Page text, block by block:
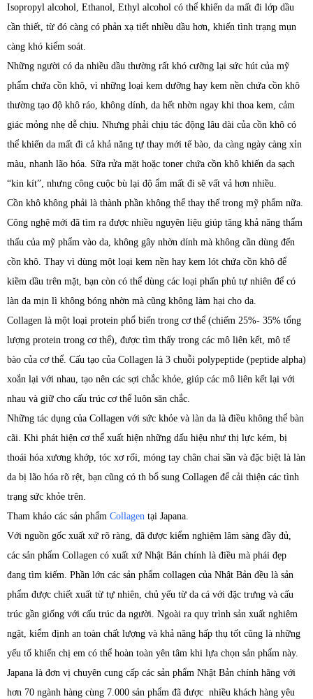
Isopropyl alcohol, Ethanol, Ethyl alcohol có thể khiến da mất đi lớp dầu
cần thiết, từ đó càng có phản xạ tiết nhiều dầu hơn, khiến tình trạng mụn
càng khó kiểm soát.
Những người có da nhiều dầu thường rất khó cưỡng lại sức hút của mỹ
phẩm chứa cồn khô, vì những loại kem dưỡng hay kem nền chứa cồn khô
thường tạo độ khô ráo, không dính, da hết nhờn ngay khi thoa kem, cảm
giác mỏng nhẹ dễ chịu. Nhưng phải chịu tác động lâu dài của cồn khô có
thể khiến da mất đi cả khả năng tự thay mới tế bào, da càng ngày càng xỉn
màu, nhanh lão hóa. Sữa rửa mặt hoặc toner chứa cồn khô khiến da sạch
“kin kít”, nhưng công cuộc bù lại độ ẩm mất đi sẽ vất vả hơn nhiều.
Cồn khô không phải là thành phần không thể thay thế trong mỹ phẩm nữa.
Công nghệ mới đã tìm ra được nhiều nguyên liệu giúp tăng khả năng thẩm
thấu của mỹ phẩm vào da, không gây nhờn dính mà không cần dùng đến
cồn khô. Thay vì dùng một loại kem nền hay kem lót chứa cồn khô để
kiềm dầu trên mặt, bạn còn có thể dùng các loại phấn phủ tự nhiên để có
làn da mịn lì không bóng nhờn mà cũng không làm hại cho da.
Collagen là một loại protein phổ biến trong cơ thể (chiếm 25%- 35% tổng
lượng protein trong cơ thể), được tìm thấy trong các mô liên kết, mô tế
bào của cơ thể. Cấu tạo của Collagen là 3 chuỗi polypeptide (peptide alpha)
xoắn lại với nhau, tạo nên các sợi chắc khỏe, giúp các mô liên kết lại với
nhau và giữ cho cấu trúc cơ thể luôn săn chắc.
Những tác dụng của Collagen với sức khỏe và làn da là điều không thể bàn
cãi. Khi phát hiện cơ thể xuất hiện những dấu hiệu như thị lực kém, bị
thoái hóa xương khớp, tóc xơ rối, móng tay chân chai sần và đặc biệt là làn
da bị lão hóa rõ rệt, bạn cũng có th bổ sung Collagen để cải thiện các tình
trạng sức khỏe trên.
Tham khảo các sản phẩm Collagen tại Japana.
Với nguồn gốc xuất xứ rõ ràng, đã được kiểm nghiệm lâm sàng đầy đủ,
các sản phẩm Collagen có xuất xứ Nhật Bản chính là điều mà phái đẹp
đang tìm kiếm. Phần lớn các sản phẩm collagen của Nhật Bản đều là sản
phẩm được chiết xuất từ tự nhiên, chủ yếu từ da cá với đặc trưng và cấu
trúc gần giống với cấu trúc da người. Ngoài ra quy trình sản xuất nghiêm
ngặt, kiểm định an toàn chất lượng và khả năng hấp thụ tốt cũng là những
yếu tố khiến chị em có thể hoàn toàn yên tâm khi lựa chọn sản phẩm này.
Japana là đơn vị chuyên cung cấp các sản phẩm Nhật Bản chính hãng với
hơn 70 ngành hàng cùng 7.000 sản phẩm đã được nhiều khách hàng yêu